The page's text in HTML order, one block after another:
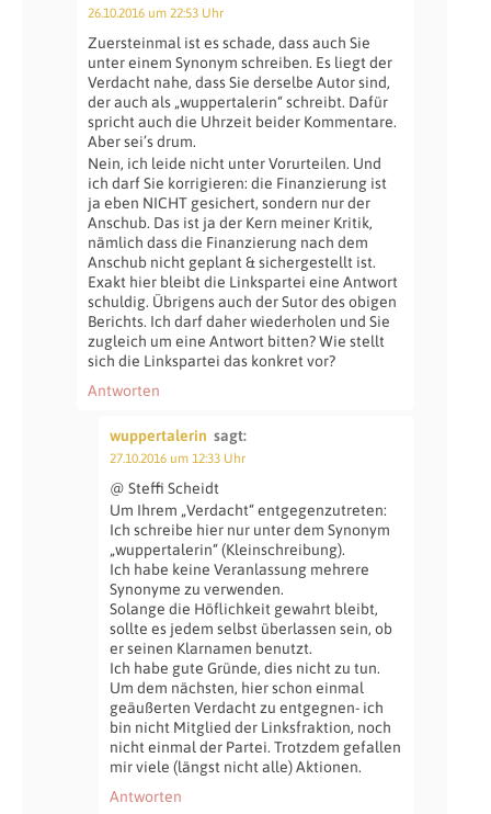
26.10.2016 um 22:53 Uhr
Zuersteinmal ist es schade, dass auch Sie
unter einem Synonym schreiben. Es liegt der
Verdacht nahe, dass Sie derselbe Autor sind,
der auch als „wuppertalerin“ schreibt. Dafür
spricht auch die Uhrzeit beider Kommentare.
Aber sei’s drum.
Nein, ich leide nicht unter Vorurteilen. Und
ich darf Sie korrigieren: die Finanzierung ist
ja eben NICHT gesichert, sondern nur der
Anschub. Das ist ja der Kern meiner Kritik,
nämlich dass die Finanzierung nach dem
Anschub nicht geplant & sichergestellt ist.
Exakt hier bleibt die Linkspartei eine Antwort
schuldig. Übrigens auch der Sutor des obigen
Berichts. Ich darf daher wiederholen und Sie
zugleich um eine Antwort bitten? Wie stellt
sich die Linkspartei das konkret vor?
Antworten
wuppertalerin sagt:
27.10.2016 um 12:33 Uhr
@ Steffi Scheidt
Um Ihrem „Verdacht“ entgegenzutreten:
Ich schreibe hier nur unter dem Synonym
„wuppertalerin“ (Kleinschreibung).
Ich habe keine Veranlassung mehrere
Synonyme zu verwenden.
Solange die Höflichkeit gewahrt bleibt,
sollte es jedem selbst überlassen sein, ob
er seinen Klarnamen benutzt.
Ich habe gute Gründe, dies nicht zu tun.
Um dem nächsten, hier schon einmal
geäußerten Verdacht zu entgegnen- ich
bin nicht Mitglied der Linksfraktion, noch
nicht einmal der Partei. Trotzdem gefallen
mir viele (längst nicht alle) Aktionen.
Antworten